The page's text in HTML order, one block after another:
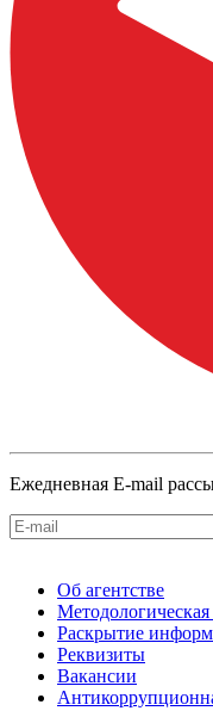
Ежедневная E-mail
Об агентстве
Методологическая
Раскрытие
Реквизиты
Вакансии